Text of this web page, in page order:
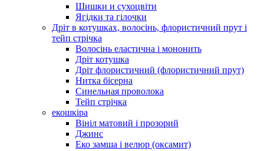
Шишки и сухоцвіти
Ягідки та гілочки
Дріт в котушках, волосінь, флористичний прут і
тейп стрічка
Волосінь еластична і мононить
Дріт котушка
Дріт флористичний (флористичний прут)
Нитка бісерна
Синельная проволока
Тейп стрічка
екошкіра
Вініл матовий і прозорий
Джинс
Еко замша і велюр (оксамит)